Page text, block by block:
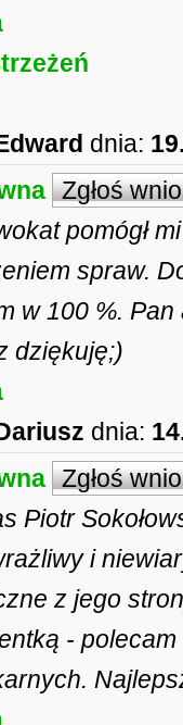
dnia:
Zgłoś
pomógł
spraw.
w 100 %.
dziękuję;)
dnia:
Zgłoś
Piotr
i
z jego
-